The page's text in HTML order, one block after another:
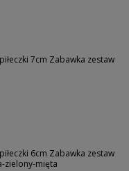
7cm Zabawka zestaw
6cm Zabawka zestaw
zielony-mięta